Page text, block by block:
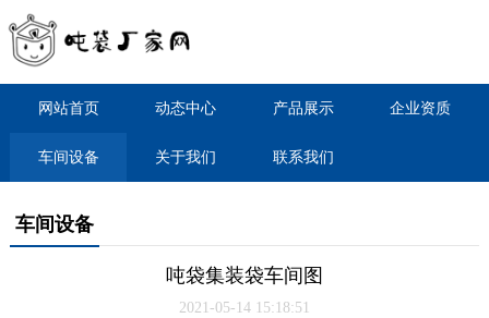
网站首页 动态中心 产品展示 企业资质
车间设备 关于我们 联系我们
车间设备
吨袋集装袋车间图
2021-05-14 15:18:51